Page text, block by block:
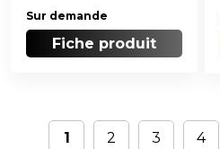
Sur demande
Fiche produit
1 2 3 4